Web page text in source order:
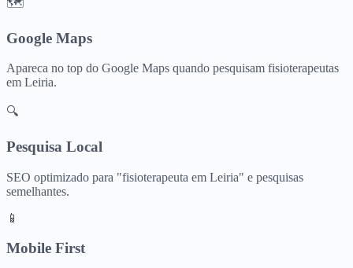
Google Maps
Apareca no top do Google Maps quando pesquisam fisioterapeutas
em Leiria.
🔍
Pesquisa Local
SEO optimizado para "fisioterapeuta em Leiria" e pesquisas
semelhantes.
📱
Mobile First